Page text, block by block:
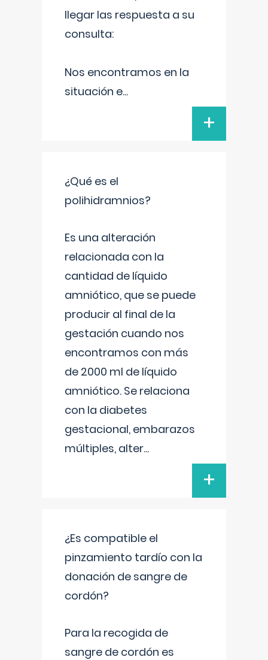
llegar las respuesta a su
consulta:
Nos encontramos en la
situación e...
+
¿Qué es el
polihidramnios?
Es una alteración
relacionada con la
cantidad de líquido
amniótico, que se puede
producir al final de la
gestación cuando nos
encontramos con más
de 2000 ml de líquido
amniótico. Se relaciona
con la diabetes
gestacional, embarazos
múltiples, alter...
+
¿Es compatible el
pinzamiento tardío con la
donación de sangre de
cordón?
Para la recogida de
sangre de cordón es